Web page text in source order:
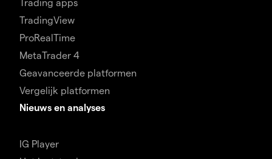
Trading apps
TradingView
ProRealTime
MetaTrader 4
Geavanceerde platformen
Vergelijk platformen
Nieuws en analyses
IG Player